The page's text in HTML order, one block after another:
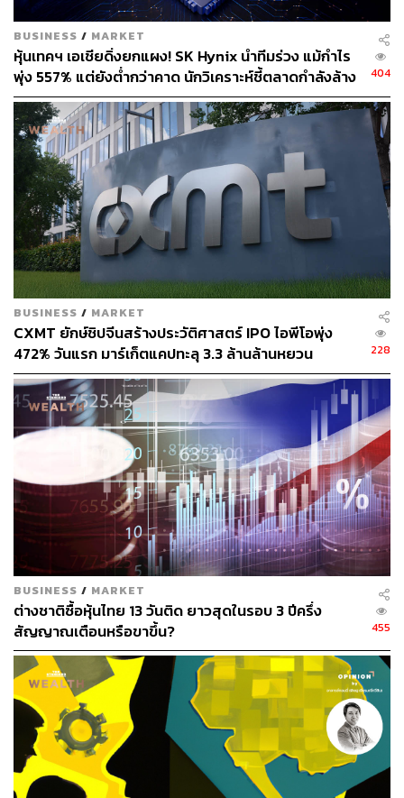
WGE มีแผนลงทุนเพิ่มเติมเพื่อขยายคลังสินค้าบนที่ดินของ
บริษัทที่จังหวัดปทุมธานี เพื่อสร้างคลังสินค้าแห่งใหม่ โรง
หล่อพรีคาสท์ และใช้เป็นสถานที่สำหรับฝึกฝีมือแรงงาน
ก่อสร้าง เนื่องจากคลังสินค้าปัจจุบันของบริษัทมีการใช้
ประโยชน์เต็มพื้นที่แล้ว โดยคาดว่าจะใช้เงินลงทุนประมาณ
50 ล้านบาท ในปี 2563-2564 ซึ่งประกอบด้วยค่าใช้จ่ายใน
การก่อสร้างโกดังสินค้า ค่าใช้จ่ายเกี่ยวกับอุปกรณ์สำนักงาน
อุปกรณ์คอมพิวเตอร์ และโปรแกรมคอมพิวเตอร์
ทั้งนี้ การขยายคลังสินค้าดังกล่าว เพื่อให้สอดคล้องกับ
แผนการการเข้ารับงานโครงการในอนาคตของบริษัท และ
เพื่อให้การบริการที่ครบวงจร และเพิ่มความสามารถในการ
แข่งขันกับคู่แข่งรายอื่น รวมถึงการพัฒนาความรู้ความ
สามารถในการควบคุมงานโครงการก่อสร้าง
รวมทั้งมีแผนลงทุนในเครื่องจักรและอุปกรณ์สำหรับใช้ใน
งานก่อสร้างเพิ่มเติม เช่น ปั้นจั่น, รถแม็คโคร, รถเครน, รถ
ตัก, รถบดดิน เป็นต้น ภายในปี 2563-2564 คาดว่าจะใช้เงิน
ลงทุนประมาณ 30 ล้านบาท ซึ่งการลงทุนดังกล่าวจะช่วยเพิ่ม
ศักยภาพของบริษัทในการเข้ารับงานโครงการจากหน่วยงาน
ราชการและเอกชนมากขึ้น
BUSINESS / MARKET
หุ้นเทคฯ เอเชียดิ่งยกแผง! SK Hynix นำทีมร่วง แม้กำไร
พุ่ง 557% แต่ยังต่ำกว่าคาด นักวิเคราะห์ชี้ตลาดกำลังล้าง
‘ฟองสบู่’ AI
404
BUSINESS / MARKET
CXMT ยักษ์ชิปจีนสร้างประวัติศาสตร์ IPO ไอพีโอพุ่ง
472% วันแรก มาร์เก็ตแคปทะลุ 3.3 ล้านล้านหยวน
228
BUSINESS / MARKET
ต่างชาติซื้อหุ้นไทย 13 วันติด ยาวสุดในรอบ 3 ปีครึ่ง
สัญญาณเตือนหรือขาขึ้น?
455